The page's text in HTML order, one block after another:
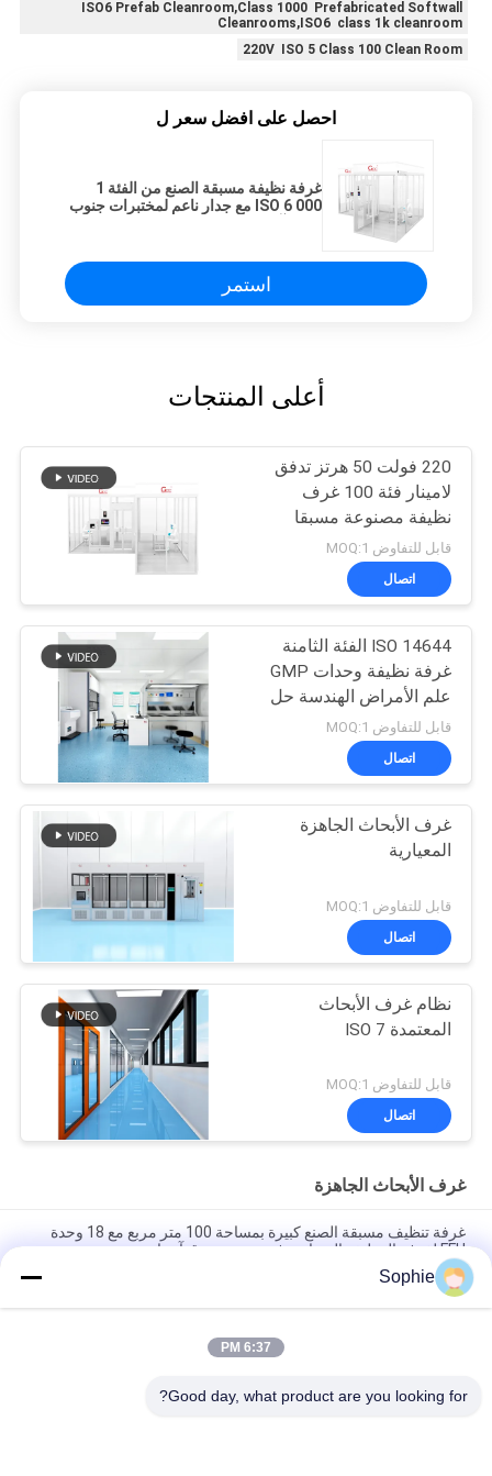
ISO6 Prefab Cleanroom,Class 1000 Prefabricated Softwall
Cleanrooms,ISO6 class 1k cleanroom
220V ISO 5 Class 100 Clean Room
احصل على افضل سعر ل
غرفة نظيفة مسبقة الصنع من الفئة 1
000 ISO 6 مع جدار ناعم لمختبرات جنوب
استمر
أعلى المنتجات
220 فولت 50 هرتز تدفق
لامينار فئة 100 غرف
نظيفة مصنوعة مسبقا
قابل للتفاوض MOQ:1
اتصال
ISO 14644 الفئة الثامنة
غرفة نظيفة وحدات GMP
علم الأمراض الهندسة حل
غرفة نظيفة
قابل للتفاوض MOQ:1
اتصال
غرف الأبحاث الجاهزة
المعيارية
قابل للتفاوض MOQ:1
اتصال
نظام غرف الأبحاث
المعتمدة ISO 7
قابل للتفاوض MOQ:1
اتصال
غرف الأبحاث الجاهزة
غرفة تنظيف مسبقة الصنع كبيرة بمساحة 100 متر مربع مع 18 وحدة
FFU لغرفة التنظيف المعيارية في جنوب شرق آسيا
نظافة هواء الصيدلة في جنوب شرق آسيا
Sophie
6:37 PM
Good day, what product are you looking for?